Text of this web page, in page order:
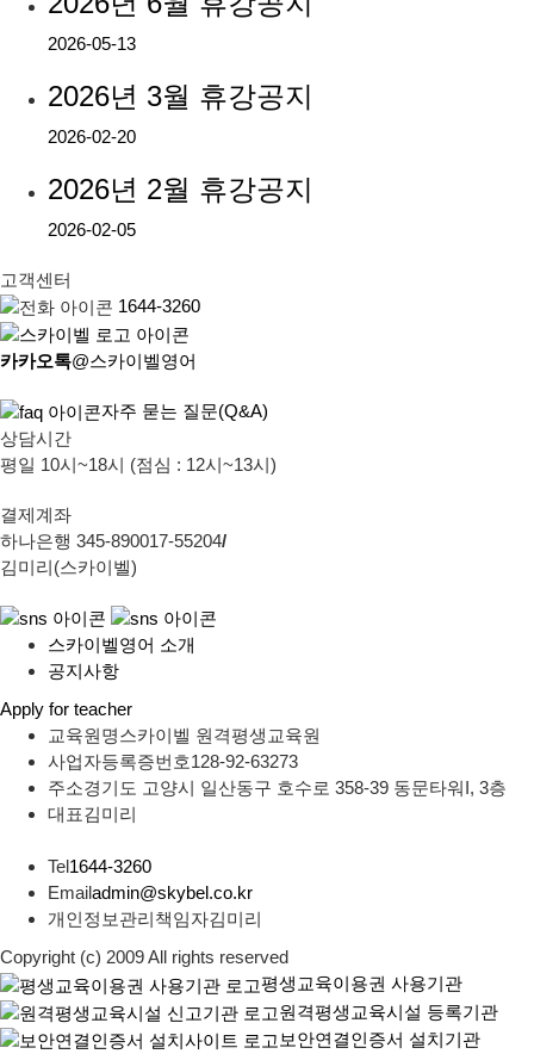
2026-05-13
2026년 3월 휴강공지
2026-02-20
2026년 2월 휴강공지
2026-02-05
고객센터
1644-3260
카카오톡@스카이벨영어
자주 묻는 질문(Q&A)
상담시간
평일 10시~18시 (점심 : 12시~13시)
결제계좌
하나은행 345-890017-55204/
김미리(스카이벨)
스카이벨영어 소개
공지사항
Apply for teacher
교육원명스카이벨 원격평생교육원
사업자등록증번호128-92-63273
주소경기도 고양시 일산동구 호수로 358-39 동문타워I, 3층
대표김미리
Tel 1644-3260
Emailadmin@skybel.co.kr
개인정보관리책임자김미리
Copyright (c) 2009 All rights reserved
평생교육이용권 사용기관
원격평생교육시설 등록기관
보안연결인증서 설치기관